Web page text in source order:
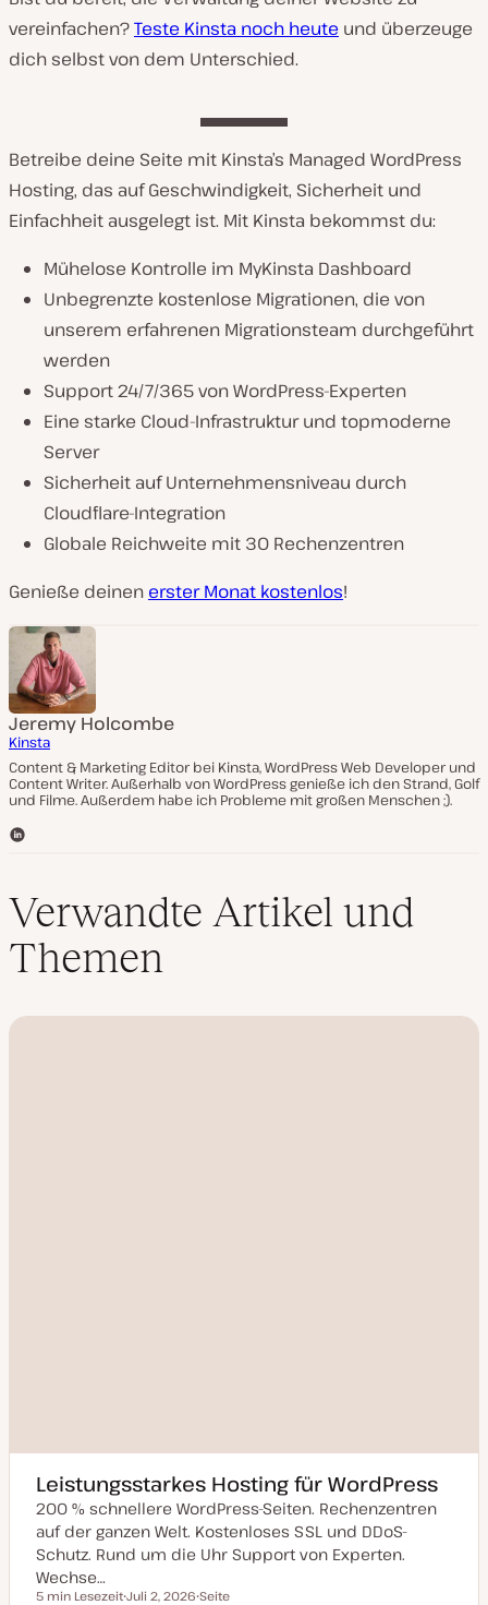
vereinfachen?Teste Kinsta noch heute und überzeuge
dich selbst von dem Unterschied.
Betreibe deine Seite mit Kinsta’s Managed WordPress
Hosting, das auf Geschwindigkeit, Sicherheit und
Einfachheit ausgelegt ist. Mit Kinsta bekommst du:
Mühelose Kontrolle im MyKinsta Dashboard
Unbegrenzte kostenlose Migrationen, die von
unserem erfahrenen Migrationsteam durchgeführt
werden
Support 24/7/365 von WordPress-Experten
Eine starke Cloud-Infrastruktur und topmoderne
Server
Sicherheit auf Unternehmensniveau durch
Cloudflare-Integration
Globale Reichweite mit 30 Rechenzentren
Genieße deinen erster Monat kostenlos!
Jeremy Holcombe
Kinsta
Content & Marketing Editor bei Kinsta, WordPress Web Developer und
Content Writer. Außerhalb von WordPress genieße ich den Strand, Golf
und Filme. Außerdem habe ich Probleme mit großen Menschen ;).
L
k
e
d
I
n
Verwandte Artikel und
Themen
Leistungsstarkes Hosting für WordPress
200 % schnellere WordPress-Seiten. Rechenzentren
auf der ganzen Welt. Kostenloses SSL und DDoS-
Schutz. Rund um die Uhr Support von Experten.
Wechse…
5 min Lesezeit Juli 2, 2026 Seite